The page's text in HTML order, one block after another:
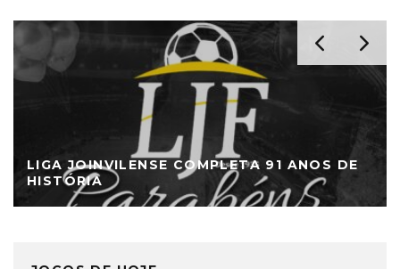
LIGA JOINVILENSE COMPLETA 91 ANOS DE
HISTÓRIA